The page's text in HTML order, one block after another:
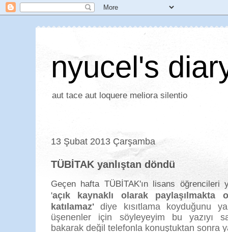
nyucel's
aut tace aut loquere meliora silentio
13 Şubat 2013 Çarşamba
TÜBİTAK yanlıştan döndü
Geçen hafta TÜBİTAK'ın lisans öğrencileri
'açık kaynaklı olarak paylaşılmakta
katılamaz'diye kısıtlama koyduğunu
üşenenler için söyleyeyim bu yazıyı
bakarak değil telefonla konuştuktan sonra